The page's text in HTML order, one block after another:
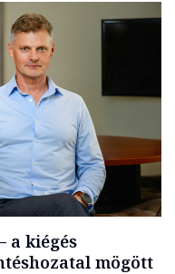
a kiégés
mögött